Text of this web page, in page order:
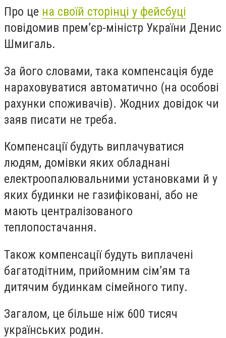
Про це на своїй сторінці у фейсбуці
повідомив прем’єр-міністр України Денис
Шмигаль.
За його словами, така компенсація буде
нараховуватися автоматично (на особові
рахунки споживачів). Жодних довідок чи
заяв писати не треба.
Компенсації будуть виплачуватися
людям, домівки яких обладнані
електроопалювальними установками й у
яких будинки не газифіковані, або не
мають централізованого
теплопостачання.
Також компенсації будуть виплачені
багатодітним, прийомним сім’ям та
дитячим будинкам сімейного типу.
Загалом, це більше ніж 600 тисяч
українських родин.